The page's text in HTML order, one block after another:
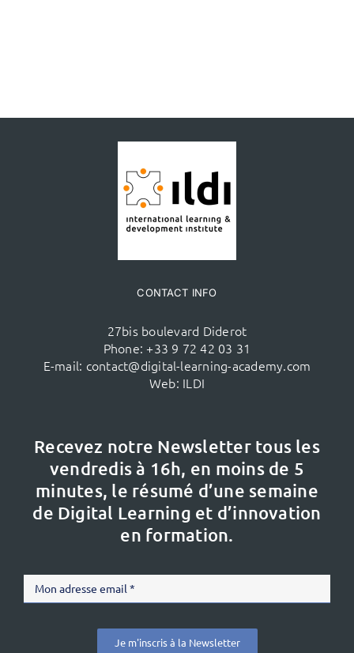
CONTACT INFO
27bis boulevard Diderot
Phone: +33 9 72 42 03 31
E-mail: contact@digital-learning-academy.com
Web: ILDI
Recevez notre Newsletter tous les
vendredis à 16h, en moins de 5
minutes, le résumé d’une semaine
de Digital Learning et d’innovation
en formation.
Je m'inscris à la Newsletter